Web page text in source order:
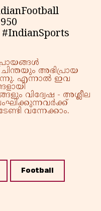
അഭിപ്രായ
എന്നാൽ ഇവ
വിദ്വേഷ - അശ്ലീല
വന്നേക്കാം.
Football